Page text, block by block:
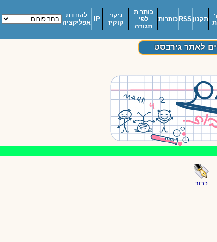
תקנון RSS כותרות
כותרות
לפי
תגובה
ניקוי
קוקיז
IP
להורדת
אפליקציה
לאתר גירבסט
כתוב